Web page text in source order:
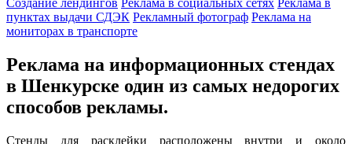
Создание лендингов Реклама в социальных сетях Реклама в
пунктах выдачи СДЭК Рекламный фотограф Реклама на
мониторах в транспорте
Реклама на информационных стендах
в Шенкурске один из самых недорогих
способов рекламы.
Стенды для расклейки расположены внутри и около